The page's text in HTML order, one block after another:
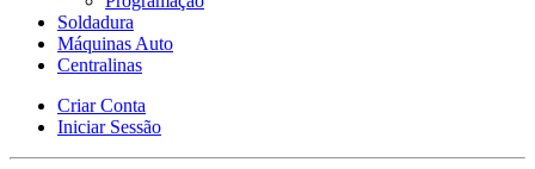
Soldadura
Máquinas Auto
Centralinas
Criar Conta
Iniciar Sessão